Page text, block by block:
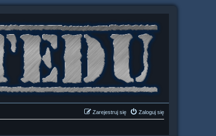
Zaloguj się
Zarejestruj się